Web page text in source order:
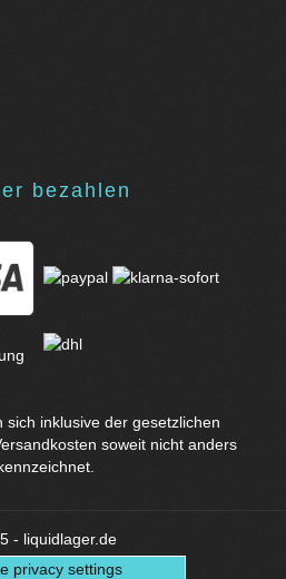
bezahlen
sich inklusive der gesetzlichen
soweit nicht anders
- liquidlager.de
privacy settings